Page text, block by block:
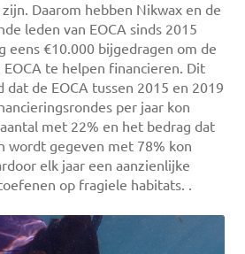
Daarom hebben Nikwax en de
leden van EOCA sinds 2015
eens €10.000 bijgedragen om de
te helpen financieren. Dit
de EOCA tussen 2015 en 2019
per jaar kon
met 22% en het bedrag dat
wordt gegeven met 78% kon
elk jaar een aanzienlijke
op fragiele habitats. .